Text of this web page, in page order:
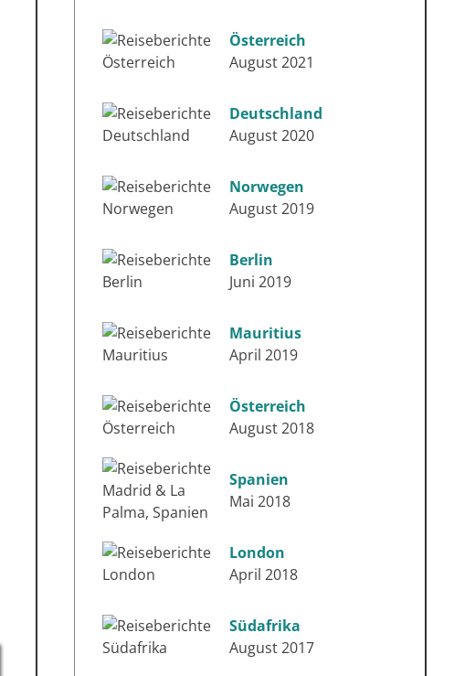
Österreich
August 2021
Deutschland
August 2020
Norwegen
August 2019
Berlin
Juni 2019
Mauritius
April 2019
Österreich
August 2018
Spanien
Mai 2018
London
April 2018
Südafrika
August 2017